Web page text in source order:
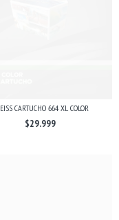
CARTUCHO 664 XL COLOR
$29.999